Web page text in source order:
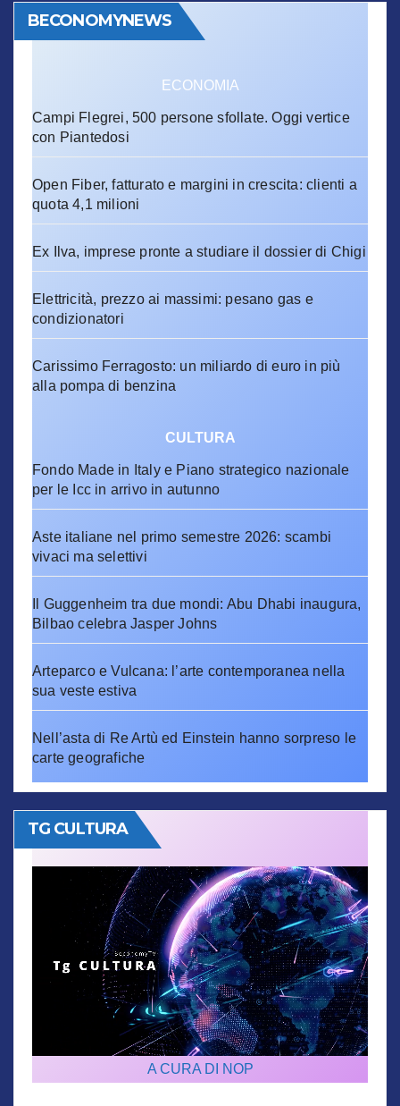
BECONOMYNEWS
ECONOMIA
Campi Flegrei, 500 persone sfollate. Oggi vertice
con Piantedosi
Open Fiber, fatturato e margini in crescita: clienti a
quota 4,1 milioni
Ex Ilva, imprese pronte a studiare il dossier di Chigi
Elettricità, prezzo ai massimi: pesano gas e
condizionatori
Carissimo Ferragosto: un miliardo di euro in più
alla pompa di benzina
CULTURA
Fondo Made in Italy e Piano strategico nazionale
per le Icc in arrivo in autunno
Aste italiane nel primo semestre 2026: scambi
vivaci ma selettivi
Il Guggenheim tra due mondi: Abu Dhabi inaugura,
Bilbao celebra Jasper Johns
Arteparco e Vulcana: l’arte contemporanea nella
sua veste estiva
Nell’asta di Re Artù ed Einstein hanno sorpreso le
carte geografiche
TG CULTURA
A CURA DI NOP